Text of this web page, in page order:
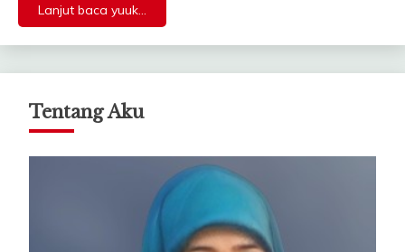
Lanjut baca yuuk...
Tentang Aku